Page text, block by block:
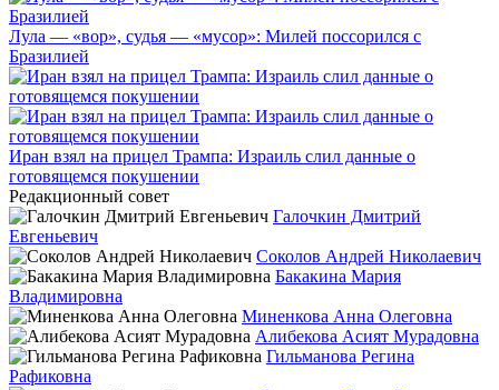
Лула — «вор», судья — «мусор»: Милей поссорился с
Бразилией
Иран взял на прицел Трампа: Израиль слил данные о
готовящемся покушении
Редакционный совет
Галочкин Дмитрий
Евгеньевич
Соколов Андрей Николаевич
Бакакина Мария
Владимировна
Миненкова Анна Олеговна
Алибекова Асият Мурадовна
Гильманова Регина
Рафиковна